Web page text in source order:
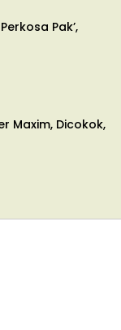
Pak’,
Maxim, Dicokok,